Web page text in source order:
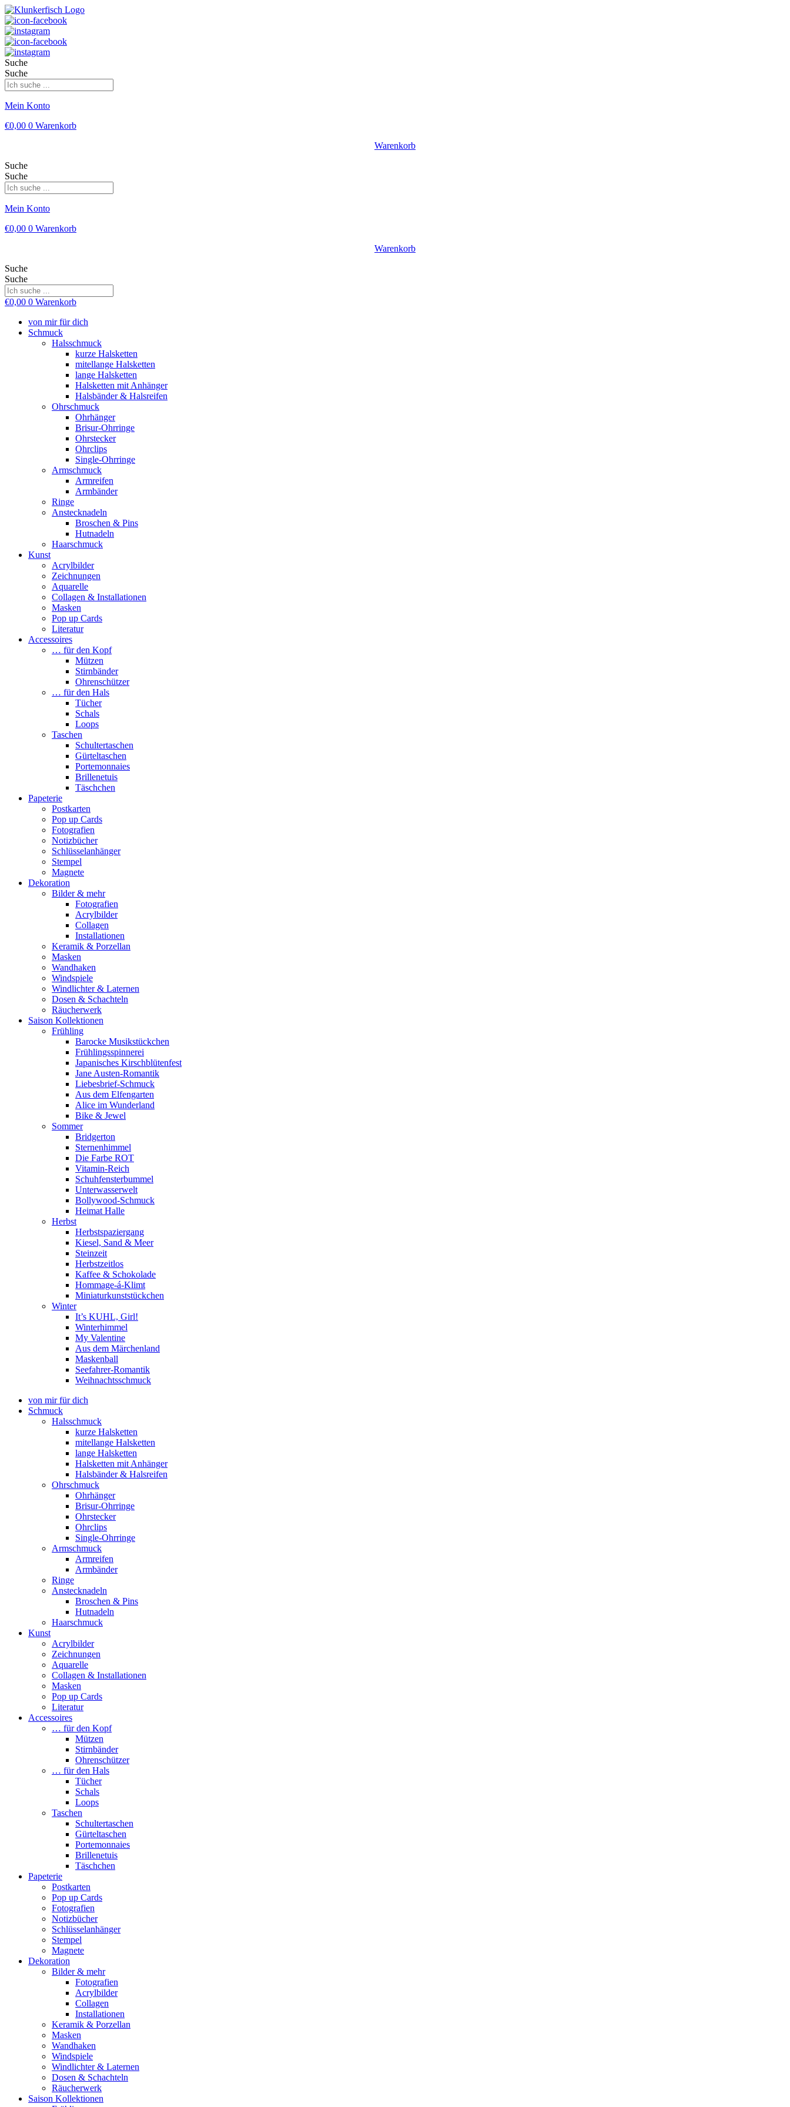
Suche
Suche
Mein Konto
€0,00 0 Warenkorb
Warenkorb
Suche
Suche
Mein Konto
€0,00 0 Warenkorb
Warenkorb
Suche
Suche
€0,00 0 Warenkorb
von mir für dich
Schmuck
Halsschmuck
kurze Halsketten
mitellange Halsketten
lange Halsketten
Halsketten mit Anhänger
Halsbänder & Halsreifen
Ohrschmuck
Ohrhänger
Brisur-Ohrringe
Ohrstecker
Ohrclips
Single-Ohrringe
Armschmuck
Armreifen
Armbänder
Ringe
Anstecknadeln
Broschen & Pins
Hutnadeln
Haarschmuck
Kunst
Acrylbilder
Zeichnungen
Aquarelle
Collagen & Installationen
Masken
Pop up Cards
Literatur
Accessoires
… für den Kopf
Mützen
Stirnbänder
Ohrenschützer
… für den Hals
Tücher
Schals
Loops
Taschen
Schultertaschen
Gürteltaschen
Portemonnaies
Brillenetuis
Täschchen
Papeterie
Postkarten
Pop up Cards
Fotografien
Notizbücher
Schlüsselanhänger
Stempel
Magnete
Dekoration
Bilder & mehr
Fotografien
Acrylbilder
Collagen
Installationen
Keramik & Porzellan
Masken
Wandhaken
Windspiele
Windlichter & Laternen
Dosen & Schachteln
Räucherwerk
Saison Kollektionen
Frühling
Barocke Musikstückchen
Frühlingsspinnerei
Japanisches Kirschblütenfest
Jane Austen-Romantik
Liebesbrief-Schmuck
Aus dem Elfengarten
Alice im Wunderland
Bike & Jewel
Sommer
Bridgerton
Sternenhimmel
Die Farbe ROT
Vitamin-Reich
Schuhfensterbummel
Unterwasserwelt
Bollywood-Schmuck
Heimat Halle
Herbst
Herbstspaziergang
Kiesel, Sand & Meer
Steinzeit
Herbstzeitlos
Kaffee & Schokolade
Hommage-á-Klimt
Miniaturkunststückchen
Winter
It’s KUHL, Girl!
Winterhimmel
My Valentine
Aus dem Märchenland
Maskenball
Seefahrer-Romantik
Weihnachtsschmuck
von mir für dich
Schmuck
Halsschmuck
kurze Halsketten
mitellange Halsketten
lange Halsketten
Halsketten mit Anhänger
Halsbänder & Halsreifen
Ohrschmuck
Ohrhänger
Brisur-Ohrringe
Ohrstecker
Ohrclips
Single-Ohrringe
Armschmuck
Armreifen
Armbänder
Ringe
Anstecknadeln
Broschen & Pins
Hutnadeln
Haarschmuck
Kunst
Acrylbilder
Zeichnungen
Aquarelle
Collagen & Installationen
Masken
Pop up Cards
Literatur
Accessoires
… für den Kopf
Mützen
Stirnbänder
Ohrenschützer
… für den Hals
Tücher
Schals
Loops
Taschen
Schultertaschen
Gürteltaschen
Portemonnaies
Brillenetuis
Täschchen
Papeterie
Postkarten
Pop up Cards
Fotografien
Notizbücher
Schlüsselanhänger
Stempel
Magnete
Dekoration
Bilder & mehr
Fotografien
Acrylbilder
Collagen
Installationen
Keramik & Porzellan
Masken
Wandhaken
Windspiele
Windlichter & Laternen
Dosen & Schachteln
Räucherwerk
Saison Kollektionen